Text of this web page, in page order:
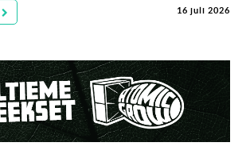
16 juli 2026